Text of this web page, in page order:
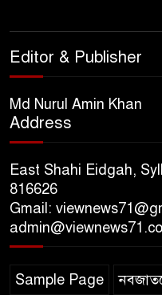
গভীর শ্রদ্ধা নিবেদন
Editor & Publisher
Md Nurul Amin Khan
Address
East Shahi Eidgah,
816626
Gmail:
Sample Page